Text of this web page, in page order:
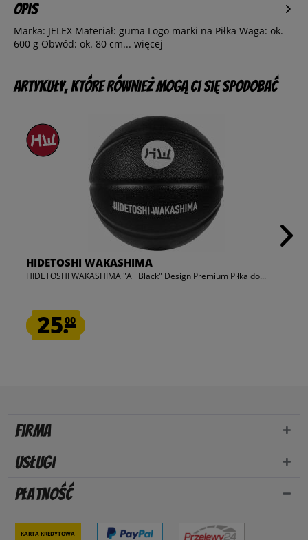
Opis
Marka: JELEX Materiał: guma Logo marki na Piłka Waga: ok.
600 g Obwód: ok. 80 cm... więcej
Artykuły, które również mogą Ci się spodobać
HIDETOSHI WAKASHIMA
HIDETOSHI WAKASHIMA "All Black" Design Premium Piłka do...
25.00
Firma
Usługi
Płatność
Karta kredytowa